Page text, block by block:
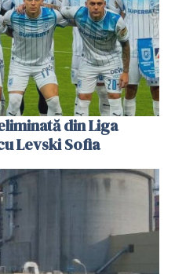
din Liga
Levski Sofia